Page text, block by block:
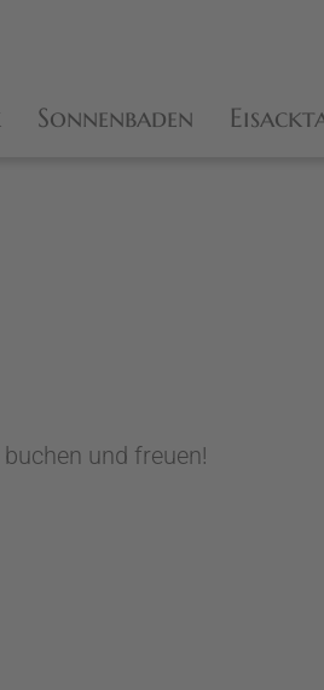
Sonnenbaden
und freuen!